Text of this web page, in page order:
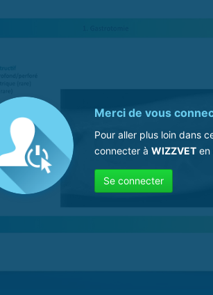
Merci de vous
Pour aller plus loin dans
connecter àWIZZVET en
Se connecter